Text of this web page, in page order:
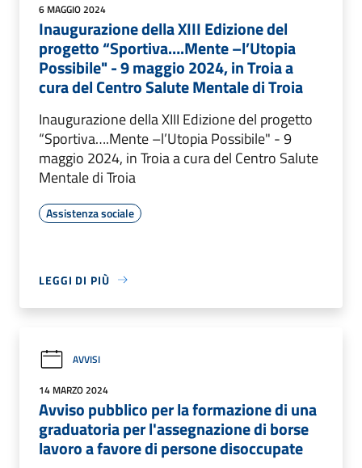
6 MAGGIO 2024
Inaugurazione della XIII Edizione del
progetto “Sportiva….Mente –l’Utopia
Possibile" - 9 maggio 2024, in Troia a
cura del Centro Salute Mentale di Troia
Inaugurazione della XIII Edizione del progetto
“Sportiva….Mente –l’Utopia Possibile" - 9
maggio 2024, in Troia a cura del Centro Salute
Mentale di Troia
Assistenza sociale
LEGGI DI PIÙ
AVVISI
14 MARZO 2024
Avviso pubblico per la formazione di una
graduatoria per l'assegnazione di borse
lavoro a favore di persone disoccupate